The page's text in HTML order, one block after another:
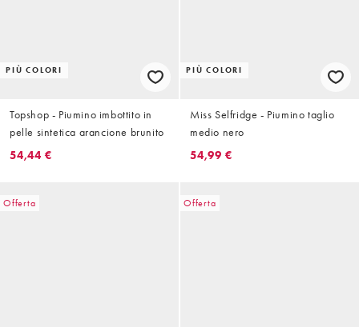
PIÙ COLORI
Topshop - Piumino imbottito in
pelle sintetica arancione brunito
54,44 €
PIÙ COLORI
Miss Selfridge - Piumino taglio
medio nero
54,99 €
Offerta Offerta